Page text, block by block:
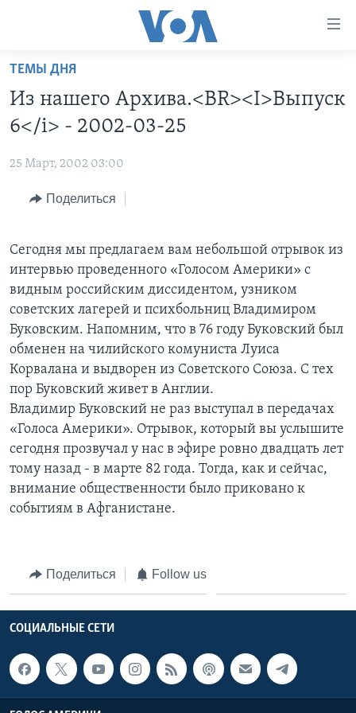
Перейти
основной
контент
навигации
ПРОГРАММЫ
НОВОСТИ ЗА МИНУТУ
ИТОГИ
ДИСКУССИЯ VOA
ДЕТАЛИ
НЬЮ-ЙОРК NEW YORK
АМЕРИКА. БОЛЬШОЕ ПУТЕШЕСТВИЕ
УЧИМ АНГЛИЙСКИЙ
НАША АМЕРИКАНСКАЯ ИСТОРИЯ
АРТЕФАКТЫ
АМЕРИКАНСКИЕ ГОРОДКИ
ТЕСТЫ
ЭКСПЕРТИЗА
ИНТЕРВЬЮ
ЗА СВОБОДУ ПРЕССЫ
УЧИМ АНГЛИЙСКИЙ
ВИДЕО
ПОДПИСКА НА НОВОСТИ
Learning English
СОЦИАЛЬНЫЕ СЕТИ
Языки
ТЕМЫ ДНЯ
Из нашего Архива.<BR><I>Выпуск
6</i> - 2002-03-25
25 Март, 2002 03:00
Поделиться
Сегодня мы предлагаем вам небольшой отрывок из
интервью проведенного «Голосом Америки» с
видным российским диссидентом, узником
советских лагерей и психбольниц Владимиром
Буковским. Напомним, что в 76 году Буковский был
обменен на чилийского комуниста Луиса
Корвалана и выдворен из Советского Союза. С тех
пор Буковский живет в Англии.
Владимир Буковский не раз выступал в передачах
«Голоса Америки». Отрывок, который вы услышите
сегодня прозвучал у нас в эфире ровно двадцать лет
тому назад - в марте 82 года. Тогда, как и сейчас,
внимание общественности было приковано к
событиям в Афганистане.
Поделиться Follow us
СОЦИАЛЬНЫЕ СЕТИ